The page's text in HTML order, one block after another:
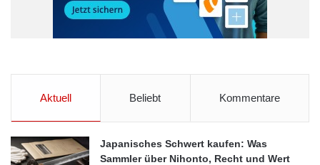
Möglichkeiten im Marketingkonzept berücksichtigt werden,
desto eher lässt sich ein Wettbewerbsvorteil gegenüber
Konkurrenten erzielen.
Zusätzliche Informationen über Dominik Ley sowie
Kontaktmöglichkeiten finden sich auf seiner offiziellen Webseite
Dienstleistungen Marketing
Aktuell Beliebt Kommentare
Japanisches Schwert kaufen: Was
Sammler über Nihonto, Recht und Wert